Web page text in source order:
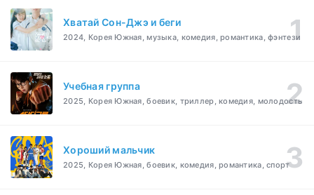
Хватай Сон-Джэ и беги
2024, Корея Южная, музыка, комедия, романтика, фэнтези
Учебная группа
2025, Корея Южная, боевик, триллер, комедия, молодость
Хороший мальчик
2025, Корея Южная, боевик, комедия, романтика, спорт